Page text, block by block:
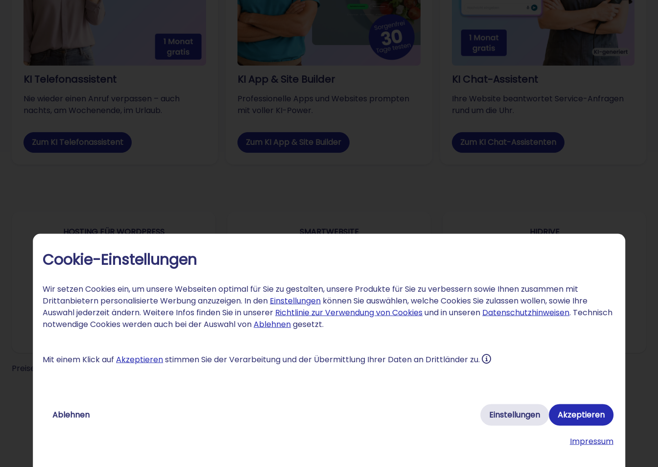
Cookie-Einstellungen
Wir setzen Cookies ein, um unsere Webseiten optimal für Sie zu gestalten, unsere Produkte für Sie zu verbessern sowie Ihnen zusammen mit
Drittanbietern personalisierte Werbung anzuzeigen. In den Einstellungen können Sie auswählen, welche Cookies Sie zulassen wollen, sowie Ihre
Auswahl jederzeit ändern. Weitere Infos finden Sie in unserer Richtlinie zur Verwendung von Cookies und in unseren Datenschutzhinweisen. Technisch
notwendige Cookies werden auch bei der Auswahl vonAblehnengesetzt.
Mit einem Klick aufAkzeptierenstimmen Sie der Verarbeitung und der Übermittlung Ihrer Daten an Drittländer zu.
Ablehnen Einstellungen Akzeptieren
Impressum
KI Telefonassistent
Nie wieder einen Anruf verpassen – auch
nachts, am Wochenende, im Urlaub.
Zum KI Telefonassistent
KI App & Site Builder
Professionelle Apps und Websites prompten
mit voller KI-Power.
Zum KI App & Site Builder
KI Chat-Assistent
Ihre Website beantwortet Service-Anfragen
rund um die Uhr.
Zum KI Chat-Assistenten
HOSTING FÜR WORDPRESS
1 €/Mon.
danach 9 €/Mon.
Einrichtung: 0 €
1 Domain dauerhaft inklusive
1 SSL-Zertifikat
SMARTWEBSITE
danach 12 €/Mon.
Einrichtung: 0 €
1 Domain dauerhaft inklusive
1 SSL-Zertifikat
HIDRIVE
danach 5 €/Mon.
Einrichtung: 0 €
1 TB Speicher
Preise inkl. MwSt. Laufzeit 12 Monate.